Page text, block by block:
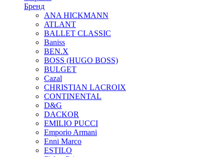
Бренд
ANA HICKMANN
ATLANT
BALLET CLASSIC
Baniss
BEN.X
BOSS (HUGO BOSS)
BULGET
Cazal
CHRISTIAN LACROIX
CONTINENTAL
D&G
DACKOR
EMILIO PUCCI
Emporio Armani
Enni Marco
ESTILO